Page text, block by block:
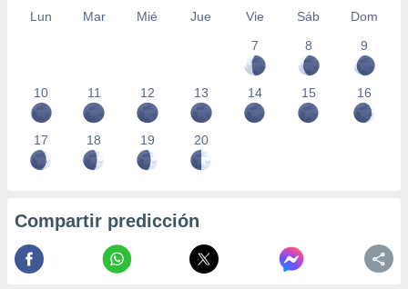
Lun Mar Mié Jue Vie Sáb
Dom
7
8 9
10 11 12 13 14 15 16
17 18 19 20
Compartir predicción